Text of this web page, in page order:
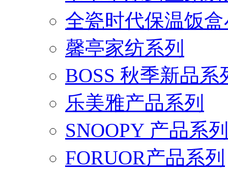
全瓷时代保温饭
馨亭家纺系列
BOSS 秋季新品系
乐美雅产品系列
SNOOPY 产品系列
FORUOR产品系列